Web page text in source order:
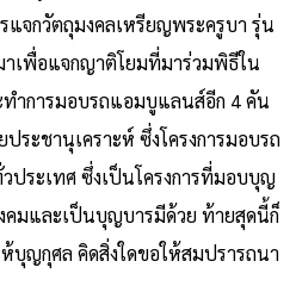
แจกวัตถุมงคลเหรียญพระครูบา รุ่น
าเพื่อแจกญาติโยมที่มาร่วมพิธีใน
ำการมอบรถแอมบูแลนส์อีก 4 คัน
ระชานุเคราะห์ ซึ่งโครงการมอบรถ
ระเทศ ซึ่งเป็นโครงการที่มอบบุญ
คมและเป็นบุญบารมีด้วย ท้ายสุดนี้ก็
บุญกุศล คิดสิ่งใดขอให้สมปรารถนา